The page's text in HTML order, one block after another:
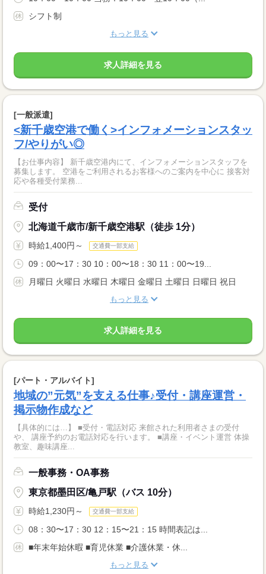
シフト制
もっと見る
求人詳細を見る
[一般派遣]
<新千歳空港で働く>インフォメーションスタッ
フ/やりがい◎
【お仕事内容】 新千歳空港内にて、インフォメーションスタッフを
募集します。 空港をご利用されるお客様へのご案内を中心に 接客対
応や各種受付業務...
受付
北海道千歳市/新千歳空港駅（徒歩 1分）
時給1,400円～ 交通費一部支給
09：00〜17：30 10：00〜18：30 11：00〜19...
月曜日 火曜日 水曜日 木曜日 金曜日 土曜日 日曜日 祝日
もっと見る
求人詳細を見る
[パート・アルバイト]
地域の”元気”を支える仕事♪受付・講座運営・
掲示物作成など
【具体的には…】 ■受付・電話対応 来館された利用者さまの受付
や、 講座予約のお電話対応を行います。 ■講座・イベント運営 体操
教室、趣味講座...
一般事務・OA事務
東京都墨田区/亀戸駅（バス 10分）
時給1,230円～ 交通費一部支給
08：30〜17：30 12：15〜21：15 時間表記は...
■年末年始休暇 ■育児休業 ■介護休業・休...
もっと見る